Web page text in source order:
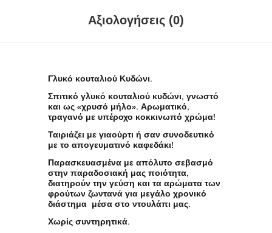
Αξιολογήσεις (0)
Γλυκό κουταλιού Κυδώνι.
Σπιτικό γλυκό κουταλιού κυδώνι, γνωστό
και ως «χρυσό μήλο». Αρωματικό,
τραγανό με υπέροχο κοκκινωπό χρώμα!
Ταιριάζει με γιαούρτι ή σαν συνοδευτικό
με το απογευματινό καφεδάκι!
Παρασκευασμένα με απόλυτο σεβασμό
στην παραδοσιακή μας ποιότητα,
διατηρούν την γεύση και τα αρώματα των
φρούτων ζωντανά για μεγάλο χρονικό
διάστημα μέσα στο ντουλάπι μας.
Χωρίς συντηρητικά.